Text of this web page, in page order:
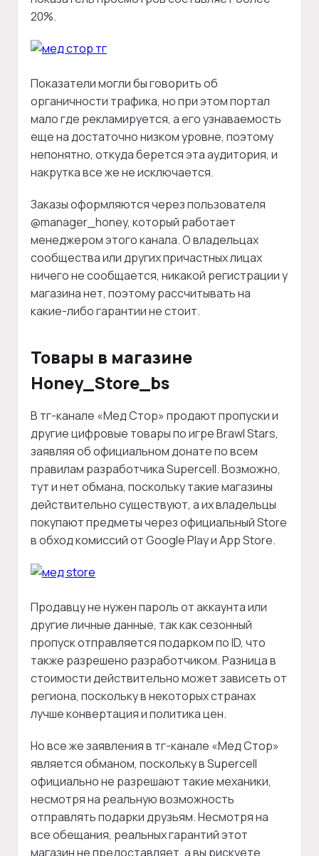
20%.
Показатели могли бы говорить об
органичности трафика, но при этом портал
мало где рекламируется, а его узнаваемость
еще на достаточно низком уровне, поэтому
непонятно, откуда берется эта аудитория, и
накрутка все же не исключается.
Заказы оформляются через пользователя
@manager_honey, который работает
менеджером этого канала. О владельцах
сообщества или других причастных лицах
ничего не сообщается, никакой регистрации у
магазина нет, поэтому рассчитывать на
какие-либо гарантии не стоит.
Товары в магазине
Honey_Store_bs
В тг-канале «Мед Стор» продают пропуски и
другие цифровые товары по игре Brawl Stars,
заявляя об официальном донате по всем
правилам разработчика Supercell. Возможно,
тут и нет обмана, поскольку такие магазины
действительно существуют, а их владельцы
покупают предметы через официальный Store
в обход комиссий от Google Play и App Store.
Продавцу не нужен пароль от аккаунта или
другие личные данные, так как сезонный
пропуск отправляется подарком по ID, что
также разрешено разработчиком. Разница в
стоимости действительно может зависеть от
региона, поскольку в некоторых странах
лучше конвертация и политика цен.
Но все же заявления в тг-канале «Мед Стор»
является обманом, поскольку в Supercell
официально не разрешают такие механики,
несмотря на реальную возможность
отправлять подарки друзьям. Несмотря на
все обещания, реальных гарантий этот
магазин не предоставляет, а вы рискуете